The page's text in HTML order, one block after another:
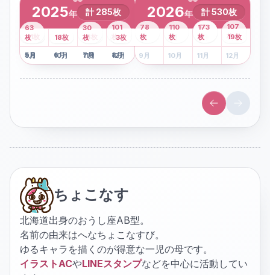
2025年 計 285枚
1月
2枚 2月 3月 4月
8枚
5月
41 枚
6月
13枚
7月
6枚
8月
101
枚
9月
63
枚
10月
18枚
11月
30
枚
12月
3枚
2026年 計530枚
1月 2月 3月
43
枚
4月
107
枚
5 月
78
枚
6月
110
枚
7月
173
枚
8月
19枚
9 月 10月 11月 12月
ちょこなす
北海道出身のおうし座AB型。
名前の由来はへなちょこなすび。
ゆるキャラを描くのが得意な一児の母です。
イラストACやLINEスタンプなどを中心に活動してい